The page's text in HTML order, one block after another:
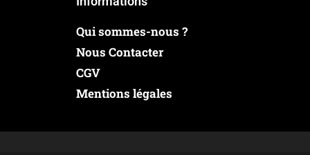
Qui sommes-nous ?
Nous Contacter
CGV
Mentions légales